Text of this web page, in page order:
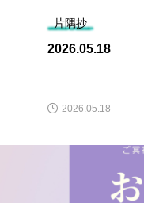
片隅抄
2026.05.18
2026.05.18